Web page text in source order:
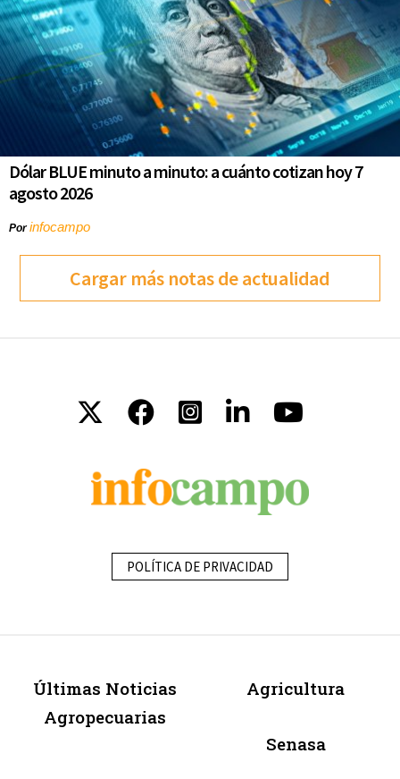
Dólar BLUE minuto a minuto: a cuánto cotizan hoy 7
agosto 2026
Porinfocampo
Cargar más notas de actualidad
POLÍTICA DE PRIVACIDAD
Últimas Noticias
Agropecuarias
Agricultura
Senasa